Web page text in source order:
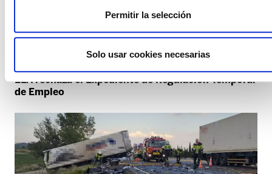
Permitir la selección
Solo usar cookies necesarias
ELA rechaza el Expediente de Regulación Temporal
de Empleo